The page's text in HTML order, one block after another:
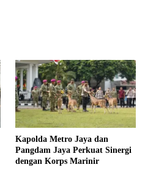
Kapolda Metro Jaya dan
Pangdam Jaya Perkuat Sinergi
dengan Korps Marinir